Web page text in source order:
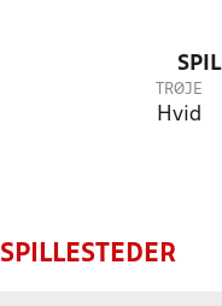
TRØJE
Hvid
SPILLESTEDER